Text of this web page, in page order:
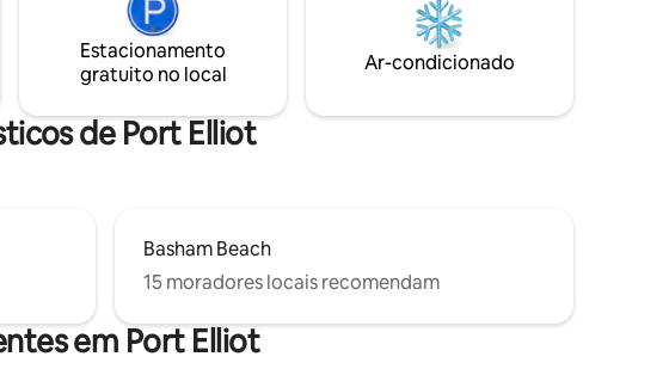
Estacionamento
gratuito no local
Ar-condicionado
de Port Elliot
Basham Beach
15 moradores locais recomendam
em Port Elliot